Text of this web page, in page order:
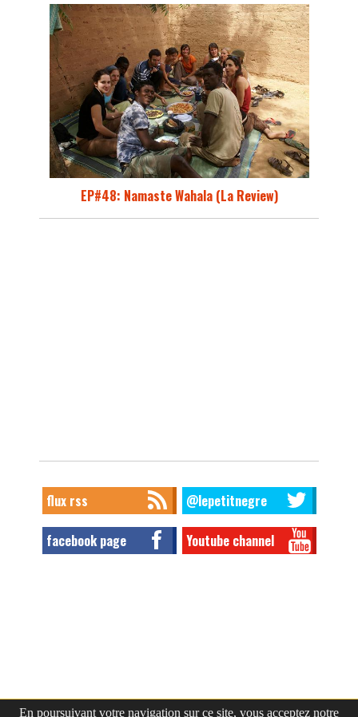
En poursuivant votre navigation sur ce site, vous acceptez notre
EP#48: Namaste Wahala (La Review)
flux rss @lepetitnegre
facebook page Youtube channel